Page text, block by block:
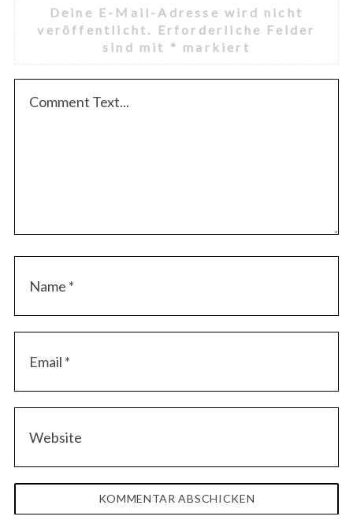
Deine E-Mail-Adresse wird nicht
veröffentlicht.
Erforderliche Felder
sind mit * markiert